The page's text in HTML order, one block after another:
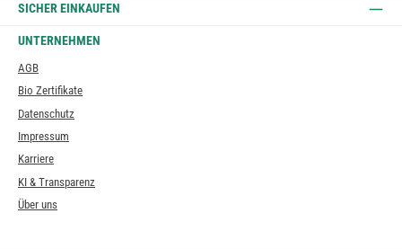
SICHER EINKAUFEN
UNTERNEHMEN
AGB
Bio Zertifikate
Datenschutz
Impressum
Karriere
KI & Transparenz
Über uns